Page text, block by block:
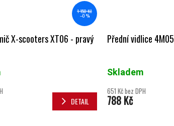
1 150 Kč
–0 %
X-scooters XT06 - pravý
DETAIL
Přední vidlice 4M05
Skladem
651 Kč bez DPH
788 Kč